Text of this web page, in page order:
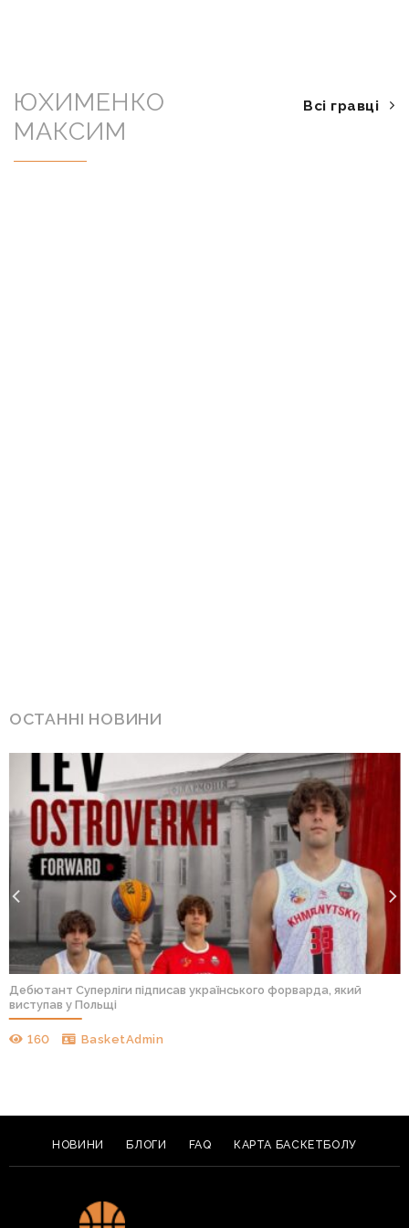
ЮХИМЕНКО
МАКСИМ
Всі гравці
ОСТАННІ НОВИНИ
Дебютант Суперліги підписав українського форварда, який
виступав у Польщі
160 BasketAdmin
НОВИНИ БЛОГИ FAQ КАРТА БАСКЕТБОЛУ